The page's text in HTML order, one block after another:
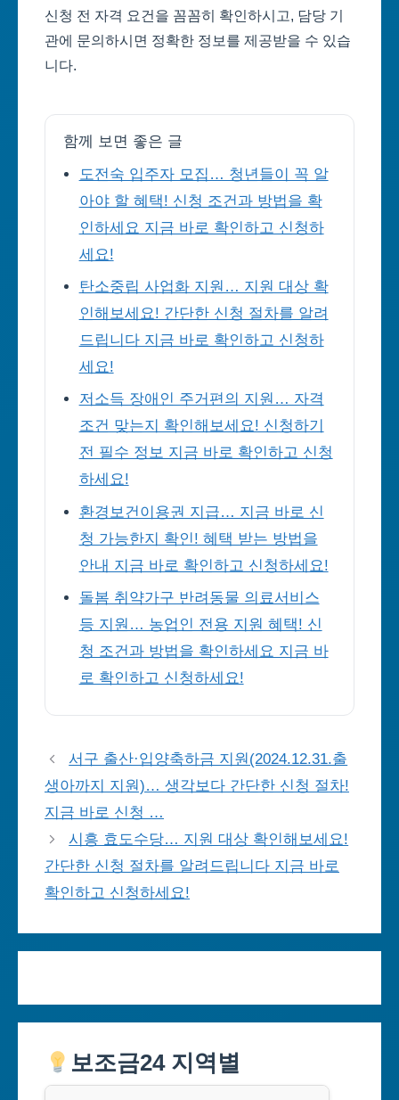
신청 전 자격 요건을 꼼꼼히 확인하시고, 담당 기
관에 문의하시면 정확한 정보를 제공받을 수 있습
니다.
함께 보면 좋은 글
도전숙 입주자 모집… 청년들이 꼭 알
아야 할 혜택! 신청 조건과 방법을 확
인하세요 지금 바로 확인하고 신청하
세요!
탄소중립 사업화 지원… 지원 대상 확
인해보세요! 간단한 신청 절차를 알려
드립니다 지금 바로 확인하고 신청하
세요!
저소득 장애인 주거편의 지원… 자격
조건 맞는지 확인해보세요! 신청하기
전 필수 정보 지금 바로 확인하고 신청
하세요!
환경보건이용권 지급… 지금 바로 신
청 가능한지 확인! 혜택 받는 방법을
안내 지금 바로 확인하고 신청하세요!
돌봄 취약가구 반려동물 의료서비스
등 지원… 농업인 전용 지원 혜택! 신
청 조건과 방법을 확인하세요 지금 바
로 확인하고 신청하세요!
서구 출산·입양축하금 지원(2024.12.31.출
생아까지 지원)… 생각보다 간단한 신청 절차!
지금 바로 신청 …
시흥 효도수당… 지원 대상 확인해보세요!
간단한 신청 절차를 알려드립니다 지금 바로
확인하고 신청하세요!
보조금24 지역별